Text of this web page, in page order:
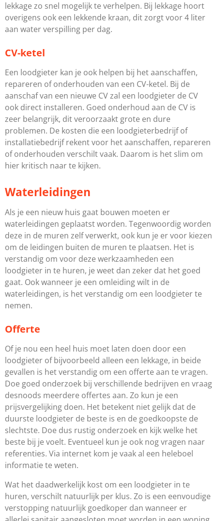
lekkage zo snel mogelijk te verhelpen. Bij lekkage hoort
overigens ook een lekkende kraan, dit zorgt voor 4 liter
aan water verspilling per dag.
CV-ketel
Een loodgieter kan je ook helpen bij het aanschaffen,
repareren of onderhouden van een CV-ketel. Bij de
aanschaf van een nieuwe CV zal een loodgieter de CV
ook direct installeren. Goed onderhoud aan de CV is
zeer belangrijk, dit veroorzaakt grote en dure
problemen. De kosten die een loodgieterbedrijf of
installatiebedrijf rekent voor het aanschaffen, repareren
of onderhouden verschilt vaak. Daarom is het slim om
hier kritisch naar te kijken.
Waterleidingen
Als je een nieuw huis gaat bouwen moeten er
waterleidingen geplaatst worden. Tegenwoordig worden
deze in de muren zelf verwerkt, ook kun je er voor kiezen
om de leidingen buiten de muren te plaatsen. Het is
verstandig om voor deze werkzaamheden een
loodgieter in te huren, je weet dan zeker dat het goed
gaat. Ook wanneer je een omleiding wilt in de
waterleidingen, is het verstandig om een loodgieter te
nemen.
Offerte
Of je nou een heel huis moet laten doen door een
loodgieter of bijvoorbeeld alleen een lekkage, in beide
gevallen is het verstandig om een offerte aan te vragen.
Doe goed onderzoek bij verschillende bedrijven en vraag
desnoods meerdere offertes aan. Zo kun je een
prijsvergelijking doen. Het betekent niet gelijk dat de
duurste loodgieter de beste is en de goedkoopste de
slechtste. Doe dus rustig onderzoek en kijk welke het
beste bij je voelt. Eventueel kun je ook nog vragen naar
referenties. Via internet kom je vaak al een heleboel
informatie te weten.
Wat het daadwerkelijk kost om een loodgieter in te
huren, verschilt natuurlijk per klus. Zo is een eenvoudige
verstopping natuurlijk goedkoper dan wanneer er